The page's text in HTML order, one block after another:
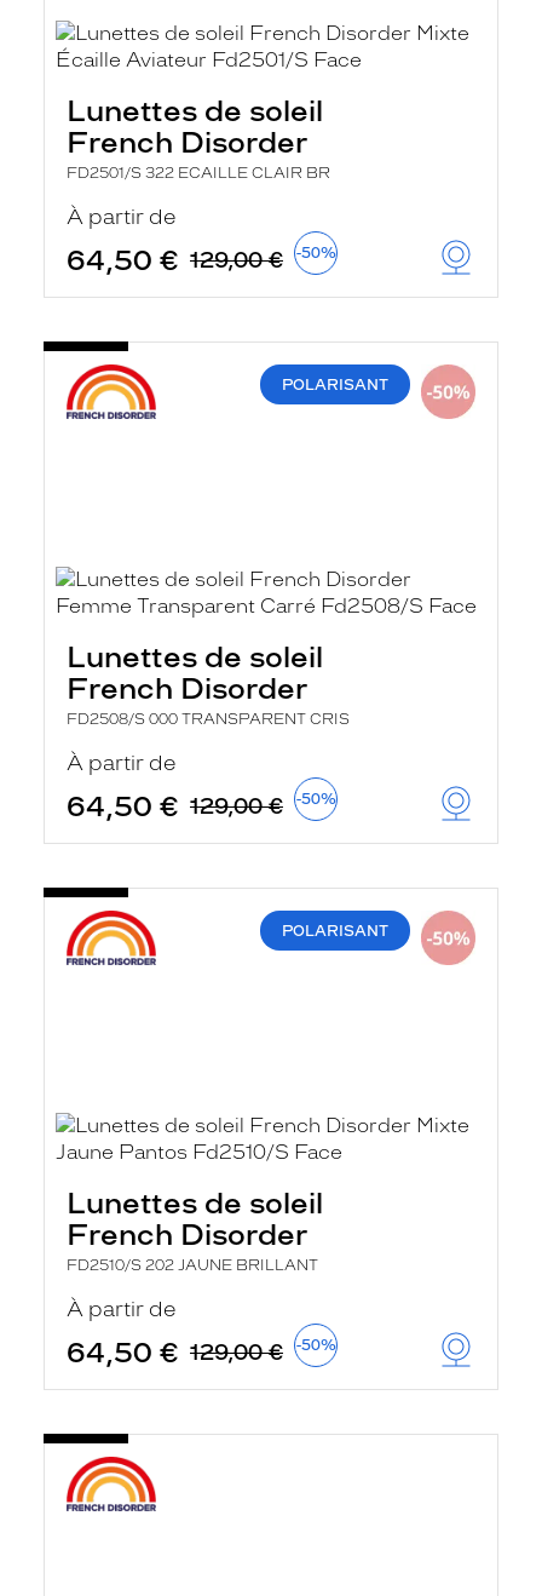
Lunettes de soleil
French Disorder
FD2501/S 322 ECAILLE CLAIR BR
À partir de
64,50 € 129,00 € -50%
POLARISANT
Lunettes de soleil
French Disorder
FD2508/S 000 TRANSPARENT CRIS
À partir de
64,50 € 129,00 € -50%
POLARISANT
Lunettes de soleil
French Disorder
FD2510/S 202 JAUNE BRILLANT
À partir de
64,50 € 129,00 € -50%